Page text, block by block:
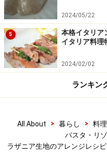
4
ラザニアをアルデンテ
塩をして沸騰した湯でラ
えたら、よく湯を切り、
2024/05/22
5
本格イタリア
イタリア料理
2024/02/02
ランキン
All About > 暮らし > 料
パスタ・リ
ラザニア生地のアレンジレシ